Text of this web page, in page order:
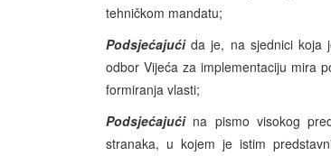
tehničkom mandatu;
Podsjećajućida je, na sjednici koja
odbor Vijeća za implementaciju mira
formiranja vlasti;
Podsjećajući na pismo visokog
stranaka, u kojem je istim